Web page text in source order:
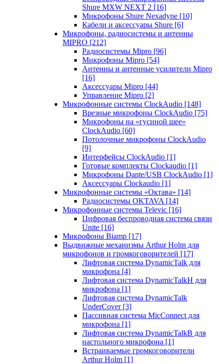
Shure MXW NEXT 2 [16]
Микрофоны Shure Nexadyne [10]
Кабели и аксессуары Shure [6]
Микрофоны, радиосистемы и антенны
MIPRO [212]
Радиосистемы Mipro [96]
Микрофоны Mipro [54]
Антенны и антенные усилители Mipro
[16]
Аксессуары Mipro [44]
Управление Mipro [2]
Микрофонные системы ClockAudio [148]
Врезные микрофоны ClockAudio [75]
Микрофоны на «гусиной шее»
ClockAudio [60]
Потолочные микрофоны ClockAudio
[9]
Интерфейсы ClockAudio [1]
Готовые комплекты Clockaudio [1]
Микрофоны Dante/USB ClockAudio [1]
Аксессуары Clockaudio [1]
Микрофонные системы «Октава» [14]
Радиосистемы OKTAVA [14]
Микрофонные системы Televic [16]
Цифровая беспроводная система связи
Unite [16]
Микрофоны Biamp [17]
Выдвижные механизмы Arthur Holm для
микрофонов и громкоговорителей [17]
Лифтовая система DynamicTalk для
микрофона [4]
Лифтовая система DynamicTalkH для
микрофона [1]
Лифтовая система DynamicTalk
UnderCover [3]
Пассивная система MicConnect для
микрофона [1]
Лифтовая система DynamicTalkB для
настольного микрофона [1]
Встраиваемые громкоговорители
Arthur Holm [1]